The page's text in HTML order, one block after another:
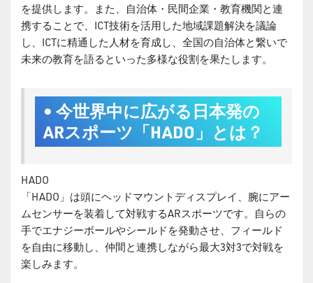
を提供します。また、自治体・民間企業・教育機関と連
携することで、ICT技術を活用した地域課題解決を議論
し、ICTに精通した人材を育成し、全国の自治体と繋いで
未来の教育を語るといった多様な役割を果たします。
• 今世界中に広がる⽇本発の
ARスポーツ「HADO」とは？
HADO
「HADO」は頭にヘッドマウントディスプレイ、腕にアー
ムセンサーを装着して対戦するARスポーツです。⾃らの
⼿でエナジーボールやシールドを発動させ、フィールド
を⾃由に移動し、仲間と連携しながら最⼤3対3で対戦を
楽しみます。